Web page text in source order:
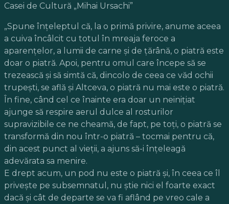
Casei de Cultură „Mihai Ursachi”
„Spune înțeleptul că, la o primă privire, anume aceea
a cuiva încâlcit cu totul în mreaja feroce a
aparențelor, a lumii de carne și de țărână, o piatră este
doar o piatră. Apoi, pentru omul care începe să se
trezească și să simtă că, dincolo de ceea ce văd ochii
trupești, se află și Altceva, o piatră nu mai este o piatră.
În fine, când cel ce înainte era doar un neinițiat
ajunge să respire aerul dulce al rosturilor
supravizibile ce ne cheamă, de fapt, pe toți, o piatră se
transformă din nou într-o piatră – tocmai pentru că,
din acest punct al vieții, a ajuns să-i înțeleagă
adevărata sa menire.
E drept acum, un pod nu este o piatră și, în ceea ce îl
privește pe subsemnatul, nu știe nici el foarte exact
dacă și cât de departe se va fi aflând pe vreo cale a